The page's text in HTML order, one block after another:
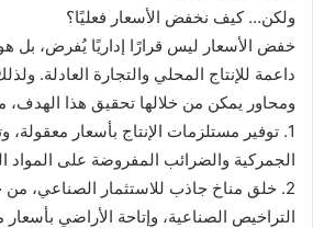
ولكن… كيف نخفض الأسعار فعليًا؟
خفض الأسعار ليس قرارًا إداريًا يُفرض، بل هو
داعمة للإنتاج المحلي والتجارة العادلة.
ومحاور يمكن من خلالها تحقيق هذا الهدف،
1. توفير مستلزمات الإنتاج بأسعار
الجمركية والضرائب المفروضة على المواد
2. خلق مناخ جاذب للاستثمار الصناعي،
التراخيص الصناعية، وإتاحة الأراضي